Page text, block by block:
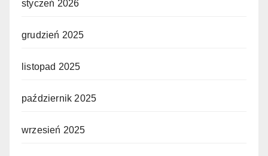
styczeń 2026
grudzień 2025
listopad 2025
październik 2025
wrzesień 2025